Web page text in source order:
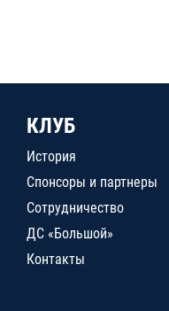
КЛУБ
История
Спонсоры и партнеры
Сотрудничество
ДС «Большой»
Контакты